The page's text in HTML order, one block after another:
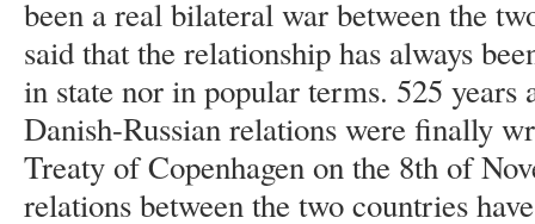
been a real bilateral war between the
said that the relationship has always
in state nor in popular terms. 525 years
Danish-Russian relations were finally
Treaty of Copenhagen on the 8th of
relations between the two countries